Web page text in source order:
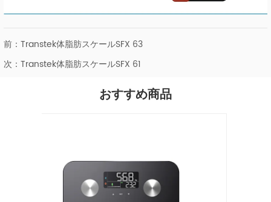
前：Transtek体脂肪スケールSFX 63
次：Transtek体脂肪スケールSFX 61
おすすめ商品